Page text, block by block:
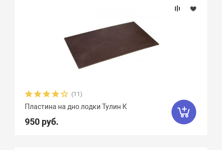
(11)
Пластина на дно лодки Тулин К
950 руб.